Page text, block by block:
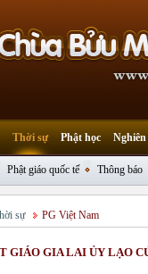
Thời sự
Phật giáo quốc tế Thông báo
Phật học Nghiên
sự PG Việt Nam
GIÁO GIA LAI ỦY LẠO